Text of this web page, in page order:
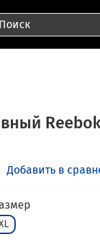
Reebok
Добавить в